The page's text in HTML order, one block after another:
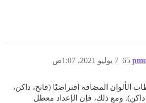
7 يوليو 2021، 1:07ص 65
المضافة افتراضيًا (فاتح، داكن،
WCAG فاتح، WCAG داكن). ومع ذلك، فإن الإعداد معطل